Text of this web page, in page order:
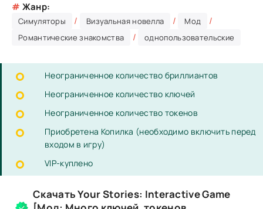
# Жанр:
Симуляторы / Визуальная новелла / Мод /
Романтические знакомства / однопользовательские
Неограниченное количество бриллиантов
Неограниченное количество ключей
Неограниченное количество токенов
Приобретена Копилка (необходимо включить перед
входом в игру)
VIP-куплено
Скачать Your Stories: Interactive Game